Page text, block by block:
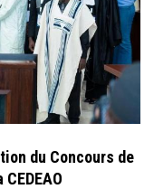
du Concours de